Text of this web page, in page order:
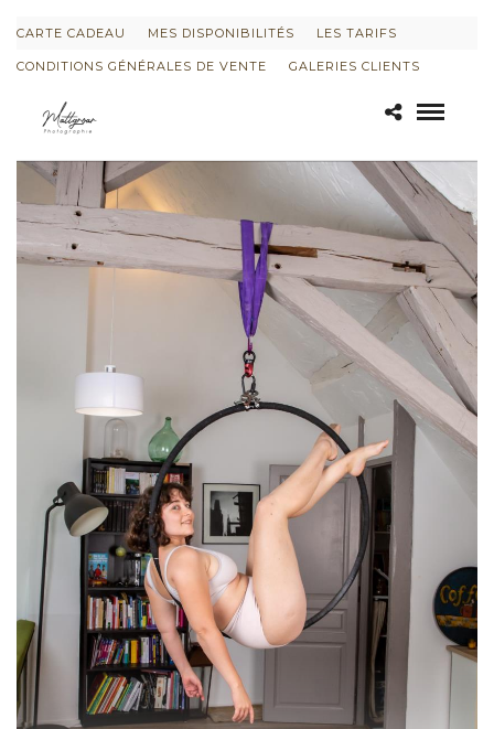
CARTE CADEAU MES DISPONIBILITÉS LES TARIFS
CONDITIONS GÉNÉRALES DE VENTE GALERIES CLIENTS